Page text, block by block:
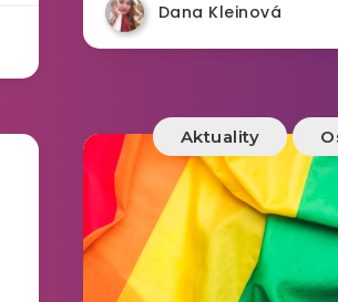
Dana Kleinová
Aktuality